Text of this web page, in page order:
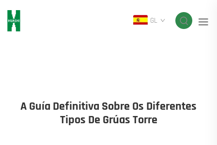
GL
A Guía Definitiva Sobre Os Diferentes
Tipos De Grúas Torre